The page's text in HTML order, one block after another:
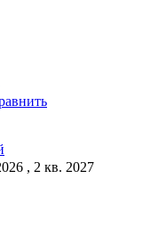
, 2 кв. 2027